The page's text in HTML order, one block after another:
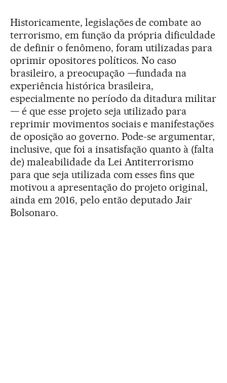
Historicamente, legislações de combate ao
terrorismo, em função da própria dificuldade
de definir o fenômeno, foram utilizadas para
oprimir opositores políticos. No caso
brasileiro, a preocupação —fundada na
experiência histórica brasileira,
especialmente no período da ditadura militar
— é que esse projeto seja utilizado para
reprimir movimentos sociais e manifestações
de oposição ao governo. Pode-se argumentar,
inclusive, que foi a insatisfação quanto à (falta
de) maleabilidade da Lei Antiterrorismo
para que seja utilizada com esses fins que
motivou a apresentação do projeto original,
ainda em 2016, pelo então deputado Jair
Bolsonaro.